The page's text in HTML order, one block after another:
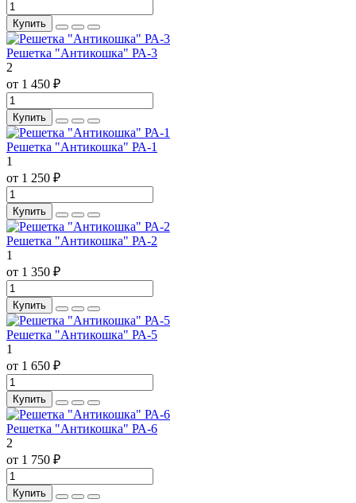
Купить
Решетка "Антикошка" РА-3
2
от 1 450 ₽
Купить
Решетка "Антикошка" РА-1
1
от 1 250 ₽
Купить
Решетка "Антикошка" РА-2
1
от 1 350 ₽
Купить
Решетка "Антикошка" РА-5
1
от 1 650 ₽
Купить
Решетка "Антикошка" РА-6
2
от 1 750 ₽
Купить